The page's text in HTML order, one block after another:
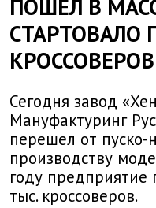
ПОШЕЛ В
СТАРТОВАЛО
КРОССОВЕРОВ
Сегодня завод
Мануфактуринг
перешел от пуско-
производству
году предприятие
тыс. кроссоверов.